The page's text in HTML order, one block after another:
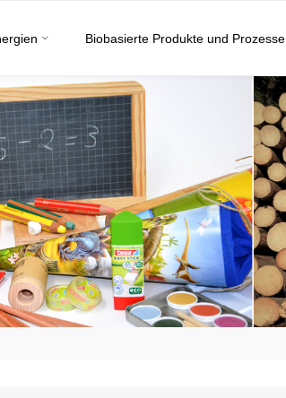
Biobasierte Produkte und Prozesse